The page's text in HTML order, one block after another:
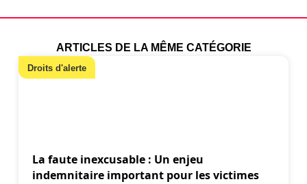
ARTICLES DE LA MÊME CATÉGORIE
Droits d'alerte
La faute inexcusable : Un enjeu
indemnitaire important pour les victimes